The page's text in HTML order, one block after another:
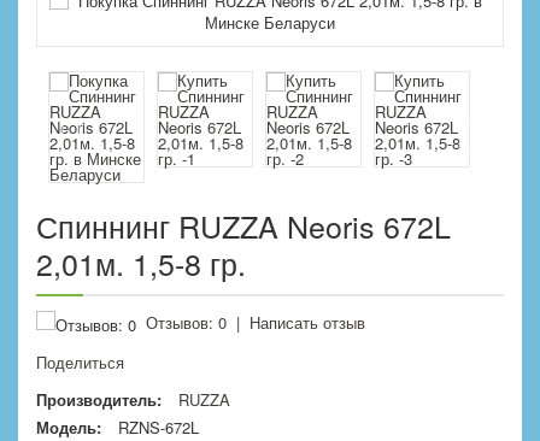
Спиннинг RUZZA Neoris 672L
2,01м. 1,5-8 гр.
Отзывов: 0 | Написать отзыв
Поделиться
Производитель:
RUZZA
Модель:
RZNS-672L